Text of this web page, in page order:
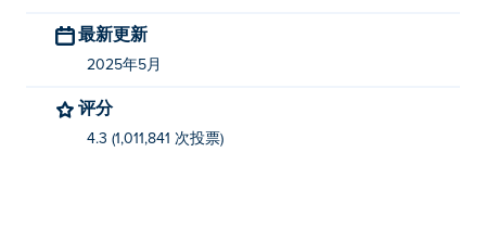
最新更新
2025年5月
评分
4.3 (1,011,841 次投票)